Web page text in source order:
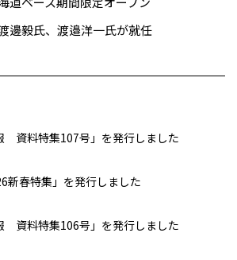
邊毅氏、渡邉洋一氏が就任
資料特集107号」を発行しました
春特集」を発行しました
資料特集106号」を発行しました